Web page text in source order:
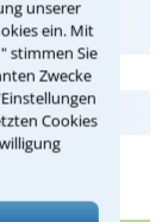
unserer
ein. Mit
stimmen Sie
Zwecke
Cookies